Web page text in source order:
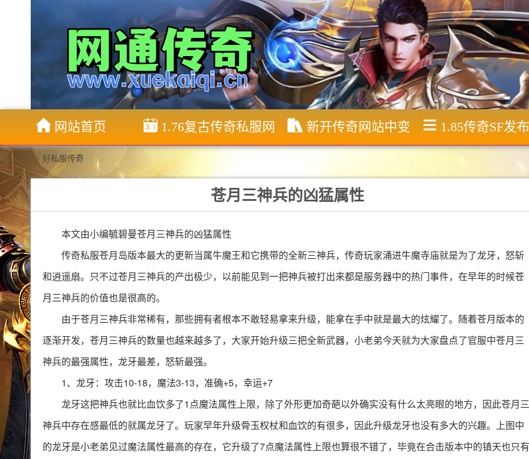
网站首页 1.76复古传奇私服网 新开传奇网站中变 1.85传奇SF发
> 好私服传奇
苍月三神兵的凶猛属性
本文由小编毓碧曼苍月三神兵的凶猛属性
传奇私服苍月岛版本最大的更新当属牛魔王和它携带的全新三神兵，传奇玩家涌进牛魔寺庙就是为了龙牙，怒斩
和逍遥扇。只不过苍月三神兵的产出极少，以前能见到一把神兵被打出来都是服务器中的热门事件，在早年的时候苍
月三神兵的价值也是很高的。
由于苍月三神兵非常稀有，那些拥有者根本不敢轻易拿来升级，能拿在手中就是最大的炫耀了。随着苍月版本的
逐渐开发，苍月三神兵的数量也越来越多了，大家开始升级三把全新武器，小老弟今天就为大家盘点了官服中苍月三
神兵的最强属性，龙牙最差，怒斩最强。
1、龙牙：攻击10-18，魔法3-13，准确+5，幸运+7
龙牙这把神兵也就比血饮多了1点魔法属性上限，除了外形更加奇葩以外确实没有什么太亮眼的地方，因此苍月三
神兵中存在感最低的就属龙牙了。玩家早年升级骨玉权杖和血饮的有很多，因此升级龙牙也没有多大的兴趣。上图中
的龙牙是小老弟见过魔法属性最高的存在，它升级了7点魔法属性上限也算很不错了，毕竟在合击版本中的镇天也只有